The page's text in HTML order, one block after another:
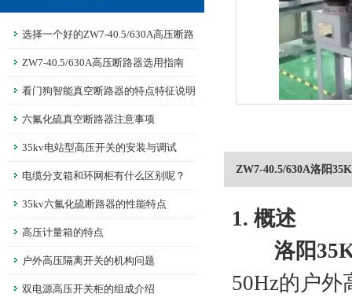
选择一个好的ZW7-40.5/630A高压断路
器是非常重要的
ZW7-40.5/630A高压断路器选用指南
看门狗智能真空断路器的特点特征说明
六氟化硫真空断路器注意事项
35kv电站型高压开关的安装与调试
电缆分支箱和环网柜有什么区别呢？
35kv六氟化硫断路器的性能特点
高压计量箱的特点
户外高压隔离开关的机构问题
双电源高压开关柜的组成介绍
ZW7-40.5/630A洛阳
1. 概述
洛阳
50Hz的户外